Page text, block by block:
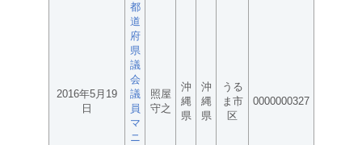
2016年5月19
日
都
道
府
県
議
会
議
員
マ
ニ
照屋
守之
沖
縄
県
沖
縄
県
うる
ま市
区
0000000327